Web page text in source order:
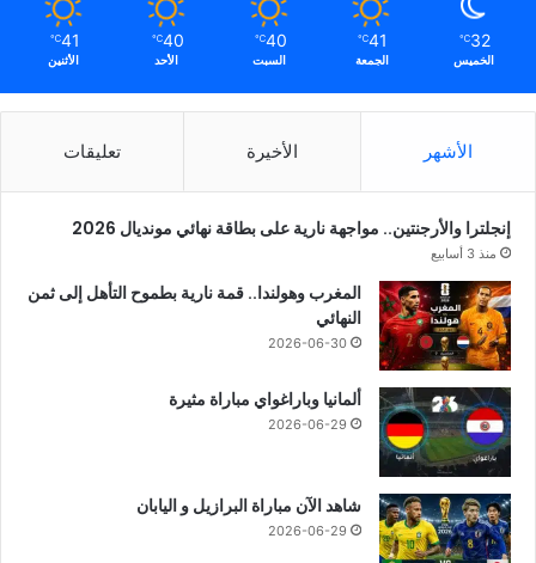
32
℃
الخميس
41
℃
الجمعة
40
℃
السبت
40
℃
الأحد
41
℃
الأثنين
الأشهر الأخيرة تعليقات
إنجلترا والأرجنتين.. مواجهة نارية على بطاقة نهائي مونديال 2026
منذ 3 أسابيع
المغرب وهولندا.. قمة نارية بطموح التأهل إلى ثمن
النهائي
2026-06-30
ألمانيا وباراغواي مباراة مثيرة
2026-06-29
شاهد الآن مباراة البرازيل و اليابان
2026-06-29